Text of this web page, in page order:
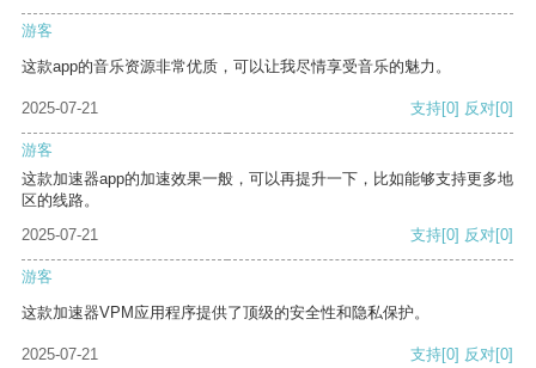
游客
这款app的音乐资源非常优质，可以让我尽情享受音乐的魅力。
2025-07-21 支持[0] 反对[0]
游客
这款加速器app的加速效果一般，可以再提升一下，比如能够支持更多地
区的线路。
2025-07-21
支持[0] 反对[0]
游客
这款加速器VPM应用程序提供了顶级的安全性和隐私保护。
2025-07-21 支持[0] 反对[0]